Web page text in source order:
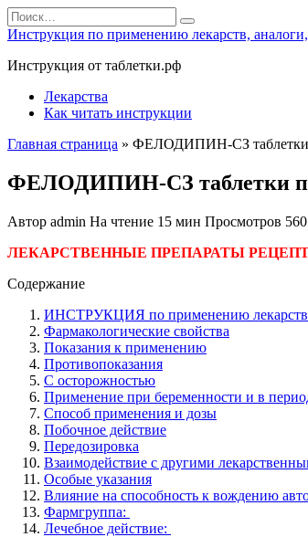
Перейти
к
содержанию
Search
for:
Инструкция по применению лекарств,
Инструкция от таблетки.рф
Лекарства
Как читать инструкции
Главная страница » ФЕЛОДИПИН-СЗ таблетки
ФЕЛОДИПИН-СЗ таблетки
Автор admin На чтение 15 мин Просмотров 560
ЛЕКАРСТВЕННЫЕ ПРЕПАРАТЫ
Содержание
ИНСТРУКЦИЯ по применению
Фармакологические свойства
Показания к применению
Противопоказания
С осторожностью
Применение при беременности и в
Способ применения и дозы
Побочное действие
Передозировка
Взаимодействие с другими
Особые указания
Влияние на способность к вождению
Фармгруппа:
Лечебное действие: